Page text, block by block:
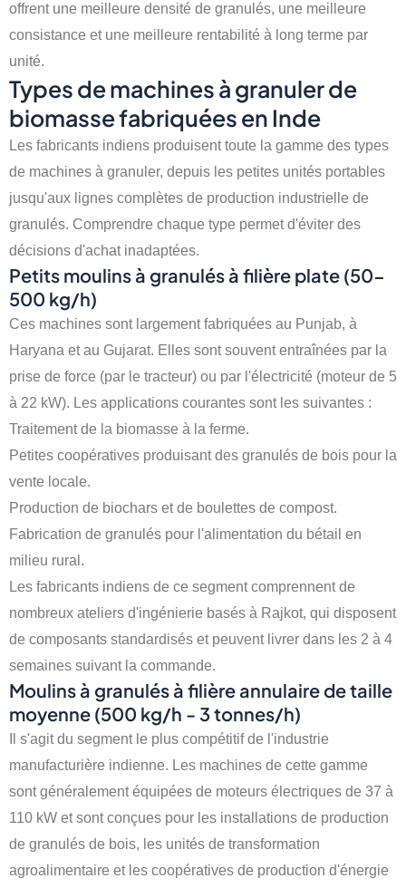
offrent une meilleure densité de granulés, une meilleure
consistance et une meilleure rentabilité à long terme par
unité.
Types de machines à granuler de
biomasse fabriquées en Inde
Les fabricants indiens produisent toute la gamme des types
de machines à granuler, depuis les petites unités portables
jusqu'aux lignes complètes de production industrielle de
granulés. Comprendre chaque type permet d'éviter des
décisions d'achat inadaptées.
Petits moulins à granulés à filière plate (50-
500 kg/h)
Ces machines sont largement fabriquées au Punjab, à
Haryana et au Gujarat. Elles sont souvent entraînées par la
prise de force (par le tracteur) ou par l'électricité (moteur de 5
à 22 kW). Les applications courantes sont les suivantes :
Traitement de la biomasse à la ferme.
Petites coopératives produisant des granulés de bois pour la
vente locale.
Production de biochars et de boulettes de compost.
Fabrication de granulés pour l'alimentation du bétail en
milieu rural.
Les fabricants indiens de ce segment comprennent de
nombreux ateliers d'ingénierie basés à Rajkot, qui disposent
de composants standardisés et peuvent livrer dans les 2 à 4
semaines suivant la commande.
Moulins à granulés à filière annulaire de taille
moyenne (500 kg/h - 3 tonnes/h)
Il s'agit du segment le plus compétitif de l'industrie
manufacturière indienne. Les machines de cette gamme
sont généralement équipées de moteurs électriques de 37 à
110 kW et sont conçues pour les installations de production
de granulés de bois, les unités de transformation
agroalimentaire et les coopératives de production d'énergie